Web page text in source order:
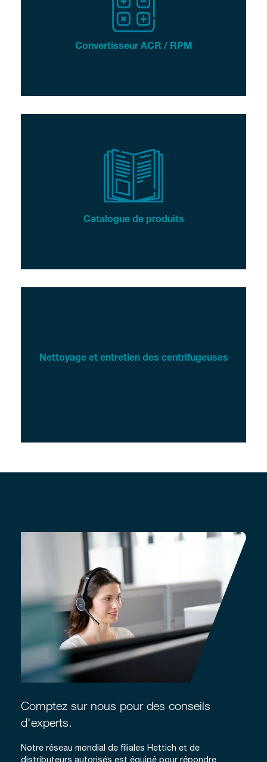
Convertisseur ACR / RPM
Catalogue de produits
Nettoyage et entretien des centrifugeuses
Comptez sur nous pour des conseils
d'experts.
Notre réseau mondial de filiales Hettich et de
distributeurs autorisés est équipé pour répondre